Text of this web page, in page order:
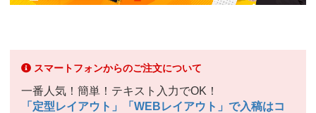
スマートフォンからのご注文について
一番人気！簡単！テキスト入力でOK！
「定型レイアウト」「WEBレイアウト」で入稿はコ